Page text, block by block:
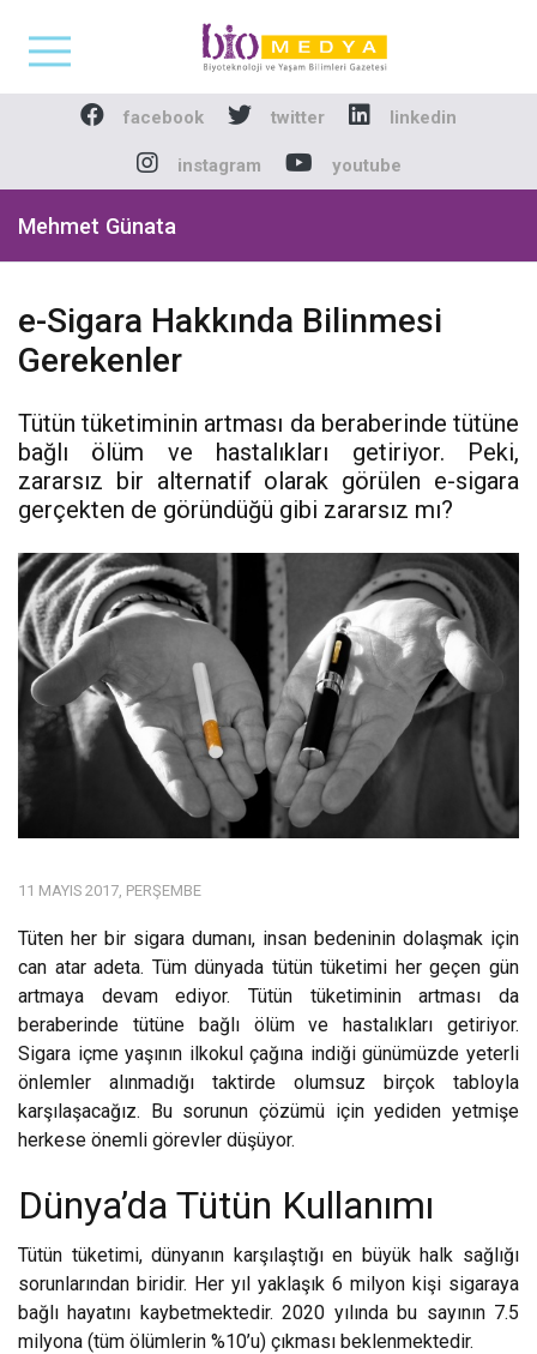
Biomedya -
facebook twitter linkedin
instagram youtube
Mehmet Günata
e-Sigara Hakkında Bilinmesi
Gerekenler
Tütün tüketiminin artması da beraberinde tütüne
bağlı ölüm ve hastalıkları getiriyor. Peki,
zararsız bir alternatif olarak görülen e-sigara
gerçekten de göründüğü gibi zararsız mı?
11 MAYIS 2017, PERŞEMBE
Tüten her bir sigara dumanı, insan bedeninin dolaşmak için
can atar adeta. Tüm dünyada tütün tüketimi her geçen gün
artmaya devam ediyor. Tütün tüketiminin artması da
beraberinde tütüne bağlı ölüm ve hastalıkları getiriyor.
Sigara içme yaşının ilkokul çağına indiği günümüzde yeterli
önlemler alınmadığı taktirde olumsuz birçok tabloyla
karşılaşacağız. Bu sorunun çözümü için yediden yetmişe
herkese önemli görevler düşüyor.
Dünya’da Tütün Kullanımı
Tütün tüketimi, dünyanın karşılaştığı en büyük halk sağlığı
sorunlarından biridir. Her yıl yaklaşık 6 milyon kişi sigaraya
bağlı hayatını kaybetmektedir. 2020 yılında bu sayının 7.5
milyona (tüm ölümlerin %10’u) çıkması beklenmektedir.